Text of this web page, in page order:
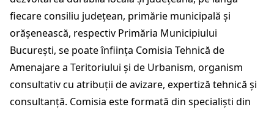
fiecare consiliu judeţean, primărie municipală şi
orăşenească, respectiv Primăria Municipiului
Bucureşti, se poate înfiinţa Comisia Tehnică de
Amenajare a Teritoriului şi de Urbanism, organism
consultativ cu atribuţii de avizare, expertiză tehnică şi
consultanţă. Comisia este formată din specialişti din